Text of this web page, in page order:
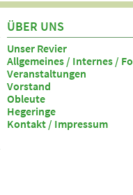
ÜBER UNS
Unser Revier
Allgemeines / Internes /
Veranstaltungen
Vorstand
Obleute
Hegeringe
Kontakt / Impressum